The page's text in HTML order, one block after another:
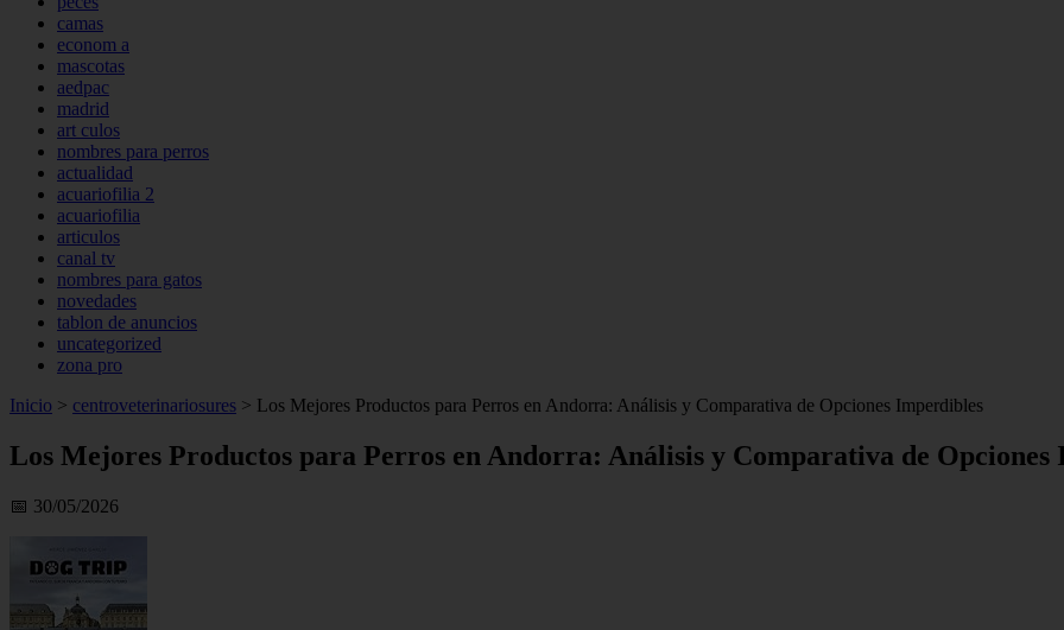
camas
econom a
mascotas
aedpac
madrid
art culos
nombres para perros
actualidad
acuariofilia 2
acuariofilia
articulos
canal tv
nombres para gatos
novedades
tablon de anuncios
uncategorized
zona pro
Inicio > centroveterinariosures > Los Mejores Productos para Perros en Andorra: Análisis y Comparativa de Opciones Imperdibles
Los Mejores Productos para Perros en Andorra: Análisis y Comparativa de Opciones
📅 30/05/2026